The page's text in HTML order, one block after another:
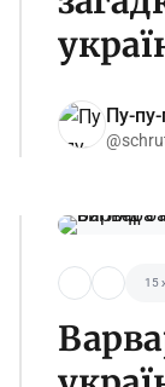
Пу-
15